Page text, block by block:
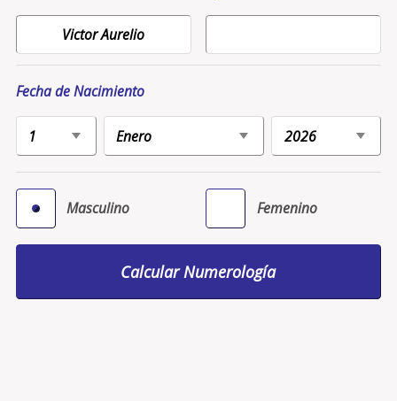
Fecha de Nacimiento
Masculino Femenino